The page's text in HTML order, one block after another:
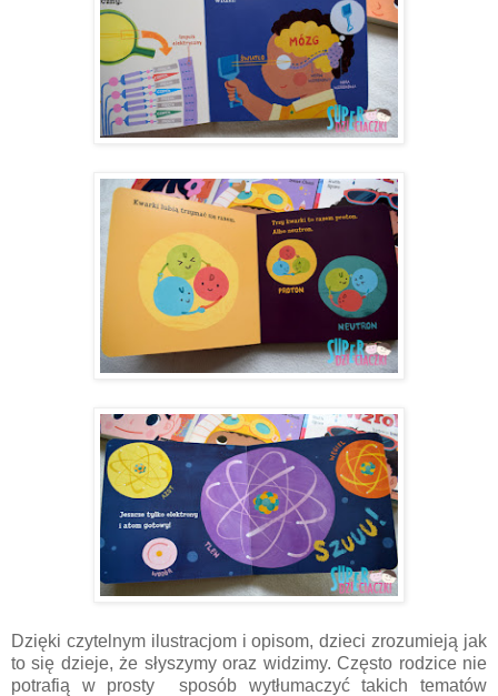
Dzięki czytelnym ilustracjom i opisom, dzieci zrozumieją jak
to się dzieje, że słyszymy oraz widzimy. Często rodzice nie
potrafią w prosty sposób wytłumaczyć takich tematów